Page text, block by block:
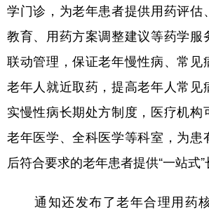
公益 一带一路 亚太网
文化产业
地方频道
北京 天津 河北
辽宁 吉林 上海
学门诊，为老年患者提供用药评估
教育、用药方案调整建议等药学服
联动管理，保证老年慢性病、常见
老年人就近取药，提高老年人常见
实慢性病长期处方制度，医疗机构
老年医学、全科医学等科室，为患
后符合要求的老年患者提供“一站式”
通知还发布了老年合理用药